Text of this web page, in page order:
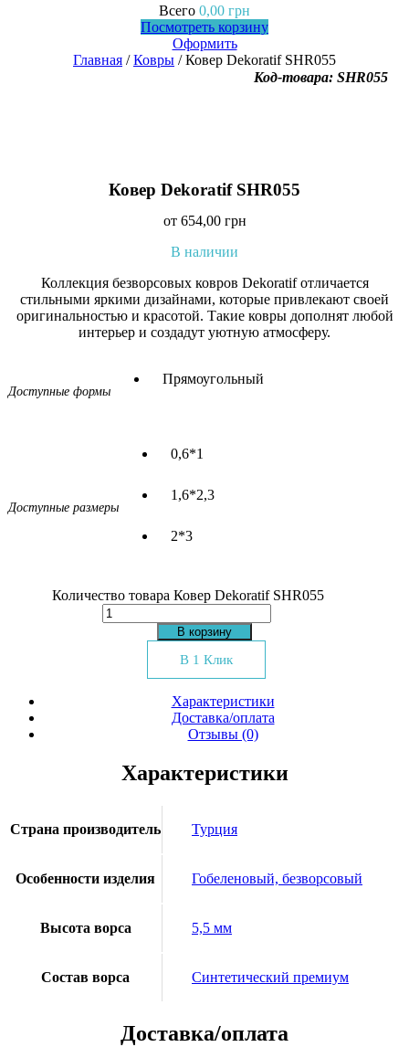
Всего 0,00 грн
Посмотреть корзину
Оформить
Главная /Ковры / Ковер Dekoratif SHR055
Код-товара: SHR055
Ковер Dekoratif SHR055
от 654,00 грн
В наличии
Коллекция безворсовых ковров Dekoratif отличается
стильными яркими дизайнами, которые привлекают своей
оригинальностью и красотой. Такие ковры дополнят любой
интерьер и создадут уютную атмосферу.
Доступные формы
Прямоугольный
Доступные размеры
0,6*1
1,6*2,3
2*3
Количество товара Ковер Dekoratif SHR055
В корзину
В 1 Клик
Характеристики
Доставка/оплата
Отзывы (0)
Характеристики
Страна производитель Турция
Особенности изделия Гобеленовый, безворсовый
Высота ворса 5,5 мм
Состав ворса Синтетический премиум
Доставка/оплата